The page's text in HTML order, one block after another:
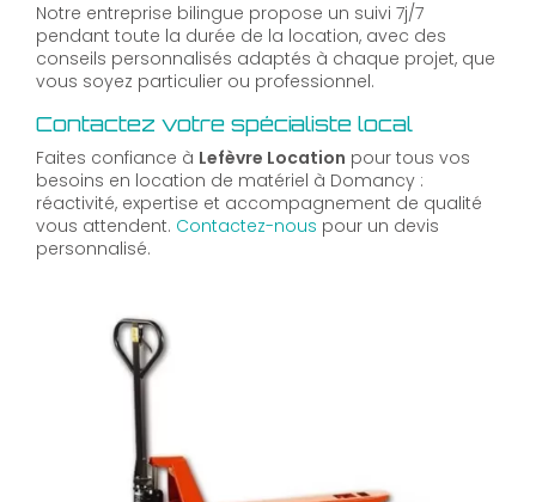
Notre entreprise bilingue propose un suivi 7j/7
pendant toute la durée de la location, avec des
conseils personnalisés adaptés à chaque projet, que
vous soyez particulier ou professionnel.
Contactez votre spécialiste local
Faites confiance à Lefèvre Location pour tous vos
besoins en location de matériel à Domancy :
réactivité, expertise et accompagnement de qualité
vous attendent. Contactez-nous pour un devis
personnalisé.